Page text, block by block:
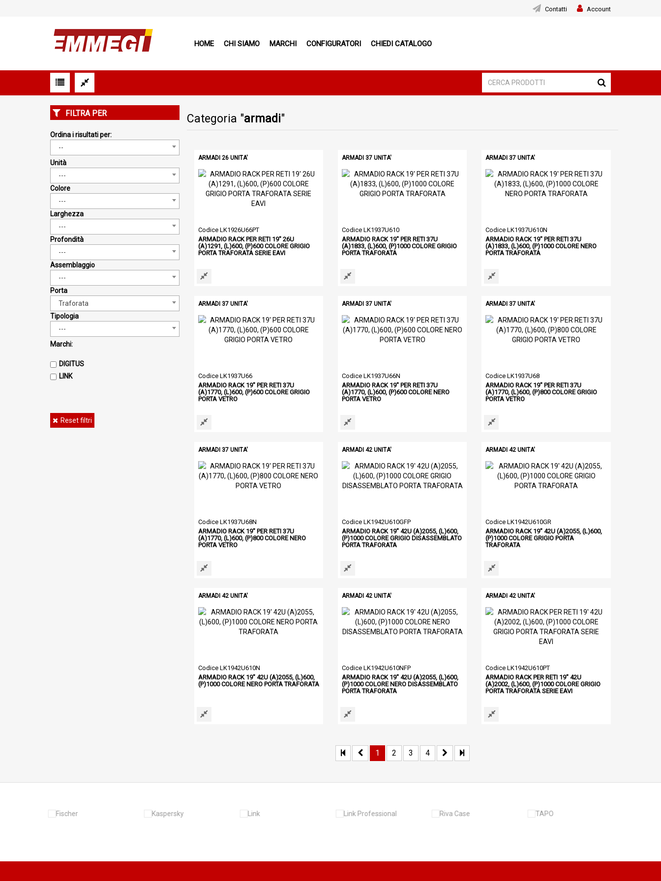
Account
Contatti
HOME CHI SIAMO MARCHI CONFIGURATORI CHIEDI CATALOGO
FILTRA PER
Ordina i risultati per:
--
Unità
---
Colore
---
Larghezza
---
Profondità
---
Assemblaggio
---
Porta
Traforata
Tipologia
---
Marchi:
DIGITUS
LINK
Reset filtri
Categoria "armadi"
ARMADI 26 UNITA'
Codice LK1926U66PT
ARMADIO RACK PER RETI 19" 26U
(A)1291, (L)600, (P)600 COLORE GRIGIO
PORTA TRAFORATA SERIE EAVI
ARMADI 37 UNITA'
Codice LK1937U610
ARMADIO RACK 19" PER RETI 37U
(A)1833, (L)600, (P)1000 COLORE GRIGIO
PORTA TRAFORATA
ARMADI 37 UNITA'
Codice LK1937U610N
ARMADIO RACK 19" PER RETI 37U
(A)1833, (L)600, (P)1000 COLORE NERO
PORTA TRAFORATA
ARMADI 37 UNITA'
Codice LK1937U66
ARMADIO RACK 19" PER RETI 37U
(A)1770, (L)600, (P)600 COLORE GRIGIO
PORTA VETRO
ARMADI 37 UNITA'
Codice LK1937U66N
ARMADIO RACK 19" PER RETI 37U
(A)1770, (L)600, (P)600 COLORE NERO
PORTA VETRO
ARMADI 37 UNITA'
Codice LK1937U68
ARMADIO RACK 19" PER RETI 37U
(A)1770, (L)600, (P)800 COLORE GRIGIO
PORTA VETRO
ARMADI 37 UNITA'
Codice LK1937U68N
ARMADIO RACK 19" PER RETI 37U
(A)1770, (L)600, (P)800 COLORE NERO
PORTA VETRO
ARMADI 42 UNITA'
Codice LK1942U610GFP
ARMADIO RACK 19" 42U (A)2055, (L)600,
(P)1000 COLORE GRIGIO DISASSEMBLATO
PORTA TRAFORATA
ARMADI 42 UNITA'
Codice LK1942U610GR
ARMADIO RACK 19" 42U (A)2055, (L)600,
(P)1000 COLORE GRIGIO PORTA
TRAFORATA
ARMADI 42 UNITA'
Codice LK1942U610N
ARMADIO RACK 19" 42U (A)2055, (L)600,
(P)1000 COLORE NERO PORTA TRAFORATA
ARMADI 42 UNITA'
Codice LK1942U610NFP
ARMADIO RACK 19" 42U (A)2055, (L)600,
(P)1000 COLORE NERO DISASSEMBLATO
PORTA TRAFORATA
ARMADI 42 UNITA'
Codice LK1942U610PT
ARMADIO RACK PER RETI 19" 42U
(A)2002, (L)600, (P)1000 COLORE GRIGIO
PORTA TRAFORATA SERIE EAVI
1 2 3 4